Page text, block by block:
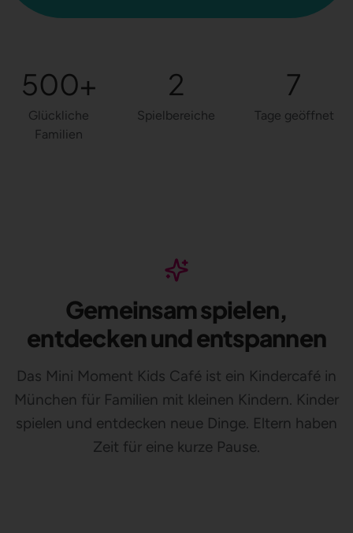
500+
Glückliche
Familien
2
Spielbereiche
7
Tage geöffnet
Gemeinsam spielen,
entdecken und entspannen
Das Mini Moment Kids Café ist ein Kindercafé in
München für Familien mit kleinen Kindern. Kinder
spielen und entdecken neue Dinge. Eltern haben
Zeit für eine kurze Pause.